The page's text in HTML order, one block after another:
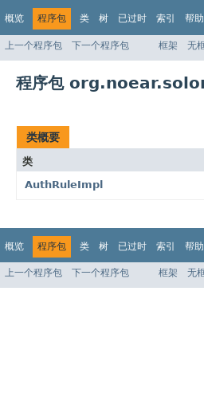
概览 程序包 类 树 已过时 索引 帮助
上一个程序包 下一个程序包 框架 无
程序包
类概要
类
AuthRuleImpl
概览 程序包 类 树 已过时 索引 帮助
上一个程序包 下一个程序包 框架 无